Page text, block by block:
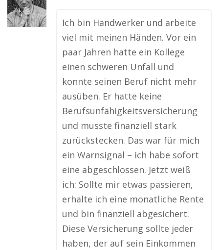
Ich bin Handwerker und arbeite
viel mit meinen Händen. Vor ein
paar Jahren hatte ein Kollege
einen schweren Unfall und
konnte seinen Beruf nicht mehr
ausüben. Er hatte keine
Berufsunfähigkeitsversicherung
und musste finanziell stark
zurückstecken. Das war für mich
ein Warnsignal – ich habe sofort
eine abgeschlossen. Jetzt weiß
ich: Sollte mir etwas passieren,
erhalte ich eine monatliche Rente
und bin finanziell abgesichert.
Diese Versicherung sollte jeder
haben, der auf sein Einkommen